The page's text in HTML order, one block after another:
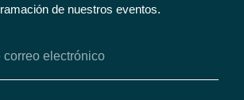
de nuestros eventos.